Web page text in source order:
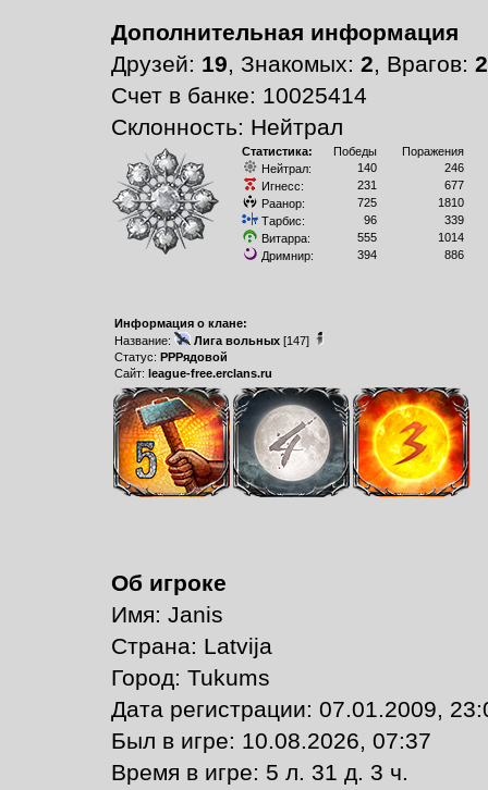
Дополнительная информация
Друзей: 19, Знакомых: 2, Врагов: 2
Счет в банке: 10025414
Склонность: Нейтрал
Статистика: Победы
Поражения
Нейтрал:
140
246
Игнесс:
231
677
Раанор:
725
1810
Тарбис:
96
339
Витарра:
555
1014
Дримнир:
394 886
Информация о клане:
Название:
Лига вольных[147]
Статус: РРРядовой
Сайт: league-free.erclans.ru
Об игроке
Имя: Janis
Страна: Latvija
Город: Tukums
Дата регистрации: 07.01.2009,
Был в игре: 10.08.2026, 07:37
Время в игре: 5 л. 31 д. 3 ч.